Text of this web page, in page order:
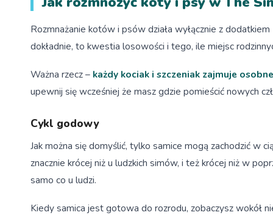
Rozmnażanie kotów i psów działa wyłącznie z dodatkiem
dokładnie, to kwestia losowości i tego, ile miejsc
Ważna rzecz – każdy kociak i szczeniak zajmuje
upewnij się wcześniej że masz gdzie pomieścić nowych
Cykl godowy
Jak można się domyślić, tylko samice mogą zachodzić w
znacznie krócej niż u ludzkich simów, i też krócej niż w
samo co u ludzi.
Kiedy samica jest gotowa do rozrodu, zobaczysz wokół